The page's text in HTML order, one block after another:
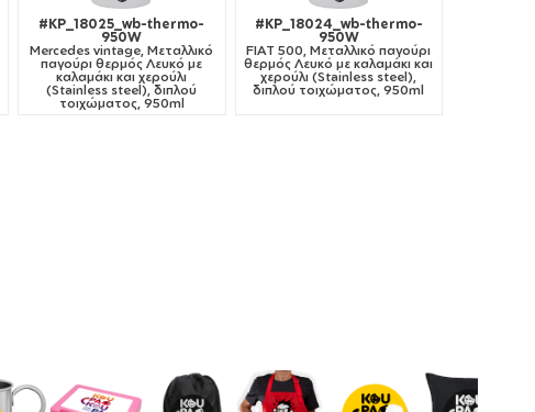
#KP_18025_wb-thermo-
950W
Mercedes vintage, Μεταλλικό
παγούρι θερμός Λευκό με
καλαμάκι και χερούλι
(Stainless steel), διπλού
τοιχώματος, 950ml
#KP_18024_wb-thermo-
950W
FIAT 500, Μεταλλικό παγούρι
θερμός Λευκό με καλαμάκι και
χερούλι (Stainless steel),
διπλού τοιχώματος, 950ml